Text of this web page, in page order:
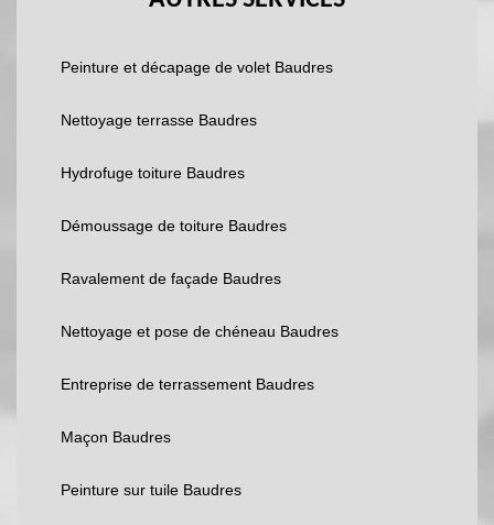
Peinture et décapage de volet Baudres
Nettoyage terrasse Baudres
Hydrofuge toiture Baudres
Démoussage de toiture Baudres
Ravalement de façade Baudres
Nettoyage et pose de chéneau Baudres
Entreprise de terrassement Baudres
Maçon Baudres
Peinture sur tuile Baudres